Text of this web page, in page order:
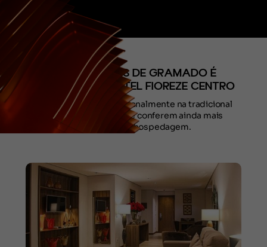
(CONTEÚDO)
SUÍTE CRISTAIS DE GRAMADO É
NOVIDADE NO HOTEL FIOREZE CENTRO
Peças produzidas artesanalmente na tradicional
empresa gramadense conferem ainda mais
sofisticação à hospedagem.